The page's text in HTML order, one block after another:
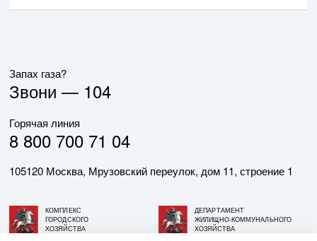
Запах газа?
Звони — 104
Горячая линия
8 800 700 71 04
105120 Москва, Мрузовский переулок, дом 11, строение 1
КОМПЛЕКС
ГОРОДСКОГО
ХОЗЯЙСТВА
ДЕПАРТАМЕНТ
ЖИЛИЩНО-КОММУНАЛЬНОГО
ХОЗЯЙСТВА